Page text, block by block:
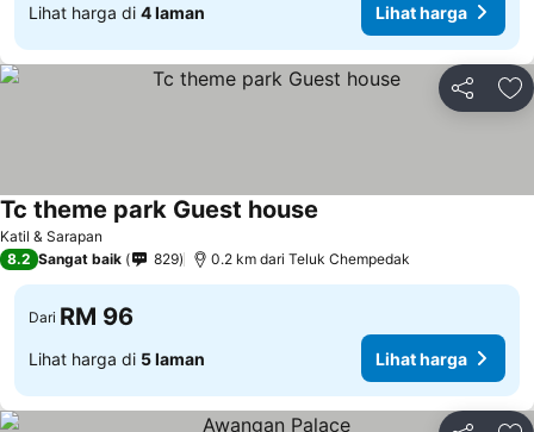
Lihat harga di 4 laman Lihat harga
Kongsi
Katil & Sarapan
Tc theme park Guest house
8.2 Sangat baik 829 0.2 km dari Teluk Chempedak
Dari RM 96
Lihat harga di 5 laman Lihat harga